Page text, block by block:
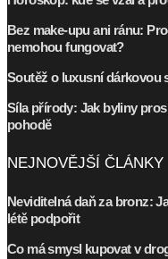
Bez make-upu ani ránu:
nemohou fungovat?
Soutěž o luxusní dárkovou
Síla přírody: Jak byliny
pohodě
NEJNOVĚJŠÍ ČLÁNKY
Neviditelná daň za bronz:
létě podpořit
Co má smysl kupovat v